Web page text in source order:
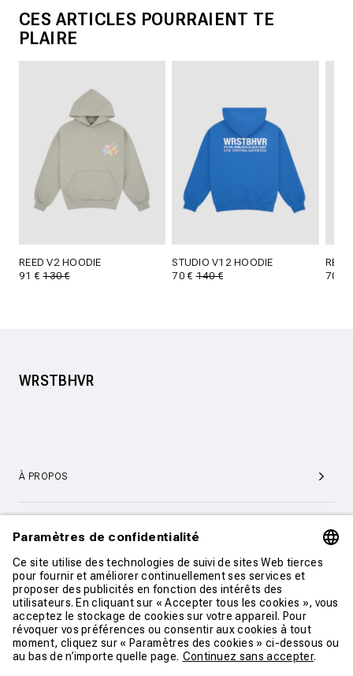
CES ARTICLES POURRAIENT TE
PLAIRE
REED V2 HOODIE
91 €130 €
STUDIO V12 HOODIE
70 €140 €
70 €
WRSTBHVR
À PROPOS
CONTACT